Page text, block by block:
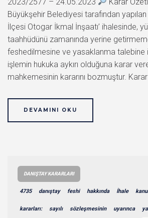
Büyükşehir Belediyesi tarafından
İlçesi Otogar İkmal İnşaatı’ ihalesinde,
taahhüdünü zamanında yerine
feshedilmesine ve yasaklanma talebine
işlemin hukuka aykırı olduğuna karar
mahkemesinin kararını bozmuştur.
DEVAMINI OKU
DANIŞTAY KARARLARI
4735 danıştay feshi hakkında İhale
kararları: sayılı sözleşmesinin uyarınca